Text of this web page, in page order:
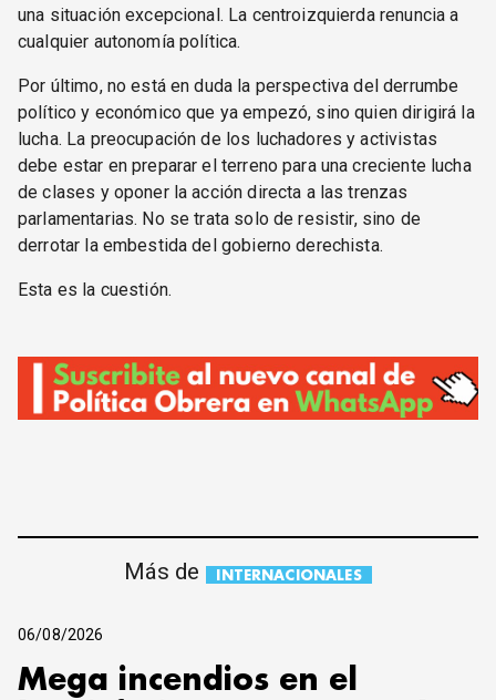
una situación excepcional. La centroizquierda renuncia a
cualquier autonomía política.
Por último, no está en duda la perspectiva del derrumbe
político y económico que ya empezó, sino quien dirigirá la
lucha. La preocupación de los luchadores y activistas
debe estar en preparar el terreno para una creciente lucha
de clases y oponer la acción directa a las trenzas
parlamentarias. No se trata solo de resistir, sino de
derrotar la embestida del gobierno derechista.
Esta es la cuestión.
Más de INTERNACIONALES
06/08/2026
Mega incendios en el